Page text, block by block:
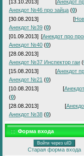
[13.10.2013]
[Анекдот
Анекдот №46 про зайца (0)
[30.08.2013]
[
Анекдот №39 (0)
[01.09.2013] [Анекдот про
Анекдот №40 (0)
[28.08.2013]
Анекдот №37 Инспектор гаи (
[15.08.2013]
[Анекдот
Анекдот №21 (0)
[10.08.2013]
[
(0)
[28.08.2013]
[
Анекдот №38 (0)
Форма входа
Войти через uID
Старая форма входа